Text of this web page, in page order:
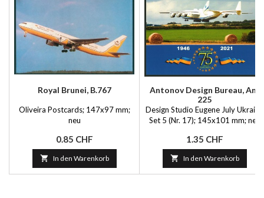
Royal Brunei, B.767
Oliveira Postcards; 147x97 mm;
neu
Preis
0.85 CHF
 In den Warenkorb
Antonov Design Bureau, An-
225
Design Studio Eugene July Ukraine
Set 5 (Nr. 17); 145x101 mm; neu
Preis
1.35 CHF
 In den Warenkorb